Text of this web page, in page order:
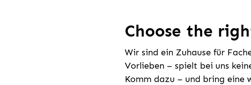
Choose the
Wir sind ein Zuhause für
Vorlieben – spielt bei uns
Komm dazu – und bring eine